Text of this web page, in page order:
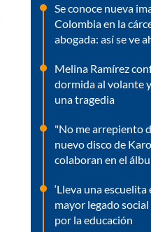
Se conoce nueva
Colombia en la
abogada: así se ve
Melina Ramírez
dormida al volante
una tragedia
"No me arrepiento
nuevo disco de
colaboran en el
‘Lleva una escuelita
mayor legado
por la educación